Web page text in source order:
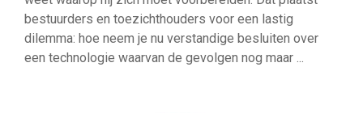
bestuurders en toezichthouders voor een lastig
dilemma: hoe neem je nu verstandige besluiten over
een technologie waarvan de gevolgen nog maar ...